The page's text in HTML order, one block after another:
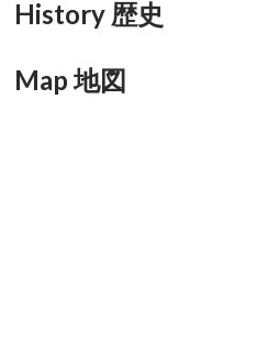
History 歴史
Map 地図